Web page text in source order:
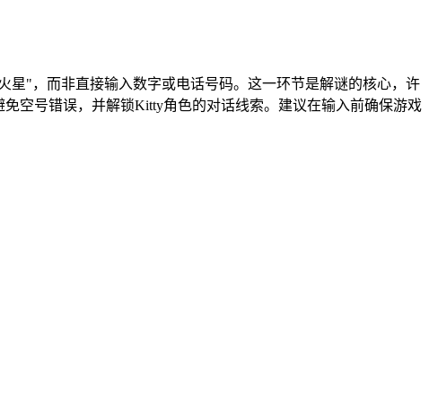
"，而非直接输入数字或电话号码。这一环节是解谜的核心，许
空号错误，并解锁Kitty角色的对话线索。建议在输入前确保游戏